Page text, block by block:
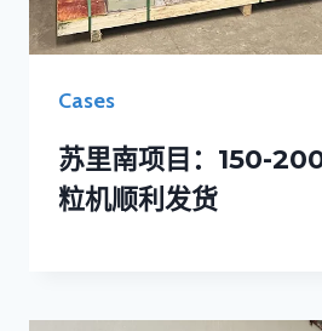
Cases
苏里南项目：150-
粒机顺利发货